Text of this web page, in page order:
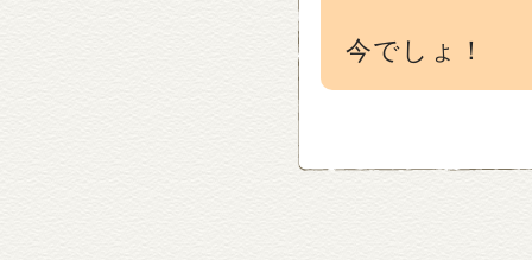
今でしょ！